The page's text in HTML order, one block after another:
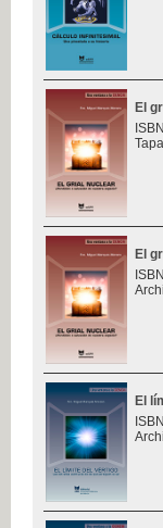
El
El
El